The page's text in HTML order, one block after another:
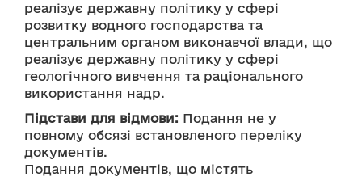
реалізує державну політику у сфері
розвитку водного господарства та
центральним органом виконавчої влади, що
реалізує державну політику у сфері
геологічного вивчення та раціонального
використання надр.
Підстави для відмови: Подання не у
повному обсязі встановленого переліку
документів.
Подання документів, що містять